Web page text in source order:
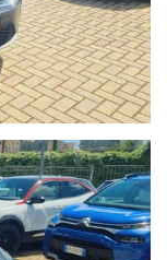
auto da guasti
servizio di
stradale in caso di
rimane ferma più
12 mesi.
furto &